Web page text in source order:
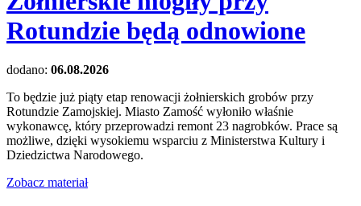
Rotundzie będą odnowione
dodano: 06.08.2026
To będzie już piąty etap renowacji żołnierskich grobów przy
Rotundzie Zamojskiej. Miasto Zamość wyłoniło właśnie
wykonawcę, który przeprowadzi remont 23 nagrobków. Prace są
możliwe, dzięki wysokiemu wsparciu z Ministerstwa Kultury i
Dziedzictwa Narodowego.
Zobacz materiał